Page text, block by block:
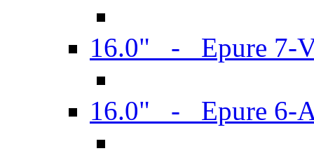
16.0" - Epure 7-
16.0" - Epure 6-